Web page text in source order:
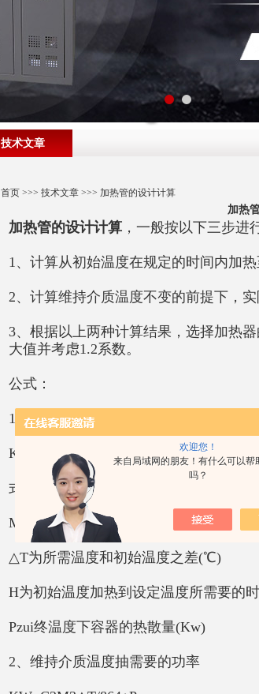
欢迎您！
来自局域网的朋友！有什么可以帮
吗？
技术文章
首页>>> 技术文章>>> 加热管的设计计算
加热
加热管的设计计算，一般按以下三步进
1、计算从初始温度在规定的时间内加
2、计算维持介质温度不变的前提下，
3、根据以上两种计算结果，选择加热
大值并考虑1.2系数。
公式：
1、初始加热所需要的功率
KW = ( C1M1△T + C2M2△T )÷ 864/P +
式中：C1C2分别为容器和介质的比热
M1M2分别为容器和介质的质量(Kg)
△T为所需温度和初始温度之差(℃)
H为初始温度加热到设定温度所需要的
Pzui终温度下容器的热散量(Kw)
2、维持介质温度抽需要的功率